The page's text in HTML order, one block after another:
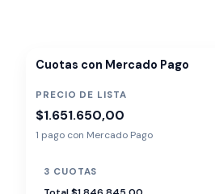
Cuotas con Mercado Pago
PRECIO DE LISTA
$1.651.650,00
1 pago con Mercado Pago
3 CUOTAS